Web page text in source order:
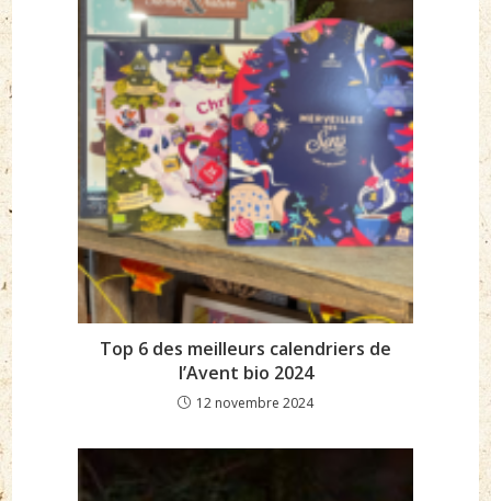
Top 6 des meilleurs calendriers de
l’Avent bio 2024
12 novembre 2024